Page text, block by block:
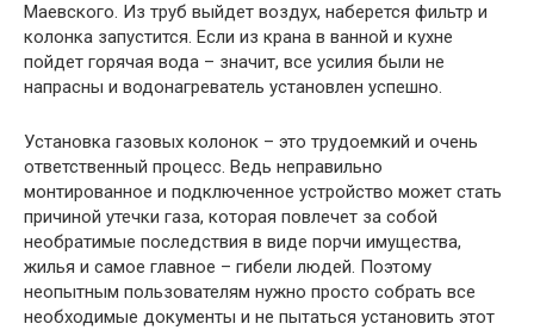
Маевского. Из труб выйдет воздух, наберется фильтр и
колонка запустится. Если из крана в ванной и кухне
пойдет горячая вода – значит, все усилия были не
напрасны и водонагреватель установлен успешно.
Установка газовых колонок – это трудоемкий и очень
ответственный процесс. Ведь неправильно
монтированное и подключенное устройство может стать
причиной утечки газа, которая повлечет за собой
необратимые последствия в виде порчи имущества,
жилья и самое главное – гибели людей. Поэтому
неопытным пользователям нужно просто собрать все
необходимые документы и не пытаться установить этот